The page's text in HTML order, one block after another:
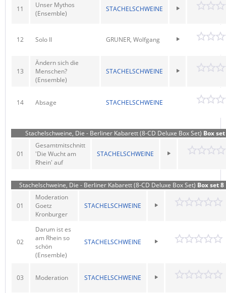
11
Unser Mythos
(Ensemble)
STACHELSCHWEINE
12 Solo II GRUNER, Wolfgang
13
Ändern sich die
Menschen?
(Ensemble)
STACHELSCHWEINE
14 Absage STACHELSCHWEINE
Stachelschweine, Die - Berliner Kabarett (8-CD Deluxe Box Set) Box
01
Gesamtmitschnitt
'Die Wucht am
Rhein' auf
STACHELSCHWEINE
Stachelschweine, Die - Berliner Kabarett (8-CD Deluxe Box Set) Box set 8
01
Moderation
Goetz
Kronburger
STACHELSCHWEINE
02
Darum ist es
am Rhein so
schön
(Ensemble)
STACHELSCHWEINE
03 Moderation STACHELSCHWEINE